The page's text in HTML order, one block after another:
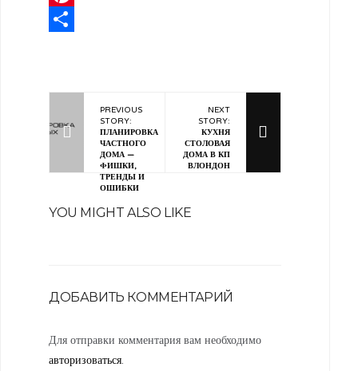
Pinterest
PREVIOUS
STORY:
ПЛАНИРОВКА
ЧАСТНОГО
ДОМА —
ФИШКИ,
ТРЕНДЫ И
ОШИБКИ
NEXT
STORY:
КУХНЯ
СТОЛОВАЯ
ДОМА В КП
ВЛОНДОН
YOU MIGHT ALSO LIKE
ДОБАВИТЬ КОММЕНТАРИЙ
Для отправки комментария вам необходимо
авторизоваться.